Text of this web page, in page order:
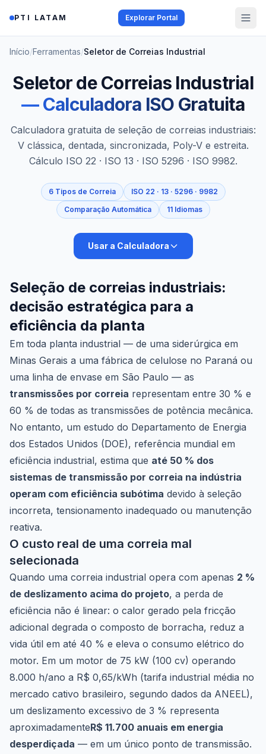
PTI LATAM Explorar Portal
Início/Ferramentas/Seletor de Correias Industrial
Seletor de Correias Industrial
—Calculadora ISO Gratuita
Calculadora gratuita de seleção de correias industriais:
V clássica, dentada, sincronizada, Poly-V e estreita.
Cálculo ISO 22 · ISO 13 · ISO 5296 · ISO 9982.
6 Tipos de Correia
ISO 22 · 13 · 5296 · 9982
Comparação Automática
11 Idiomas
Usar a Calculadora
Seleção de correias industriais:
decisão estratégica para a
eficiência da planta
Em toda planta industrial — de uma siderúrgica em
Minas Gerais a uma fábrica de celulose no Paraná ou
uma linha de envase em São Paulo — as
transmissões por correia representam entre 30 % e
60 % de todas as transmissões de potência mecânica.
No entanto, um estudo do Departamento de Energia
dos Estados Unidos (DOE), referência mundial em
eficiência industrial, estima que até 50 % dos
sistemas de transmissão por correia na indústria
operam com eficiência subótima devido à seleção
incorreta, tensionamento inadequado ou manutenção
reativa.
O custo real de uma correia mal
selecionada
Quando uma correia industrial opera com apenas 2 %
de deslizamento acima do projeto, a perda de
eficiência não é linear: o calor gerado pela fricção
adicional degrada o composto de borracha, reduz a
vida útil em até 40 % e eleva o consumo elétrico do
motor. Em um motor de 75 kW (100 cv) operando
8.000 h/ano a R$ 0,65/kWh (tarifa industrial média no
mercado cativo brasileiro, segundo dados da ANEEL),
um deslizamento excessivo de 3 % representa
aproximadamenteR$ 11.700 anuais em energia
desperdiçada — em um único ponto de transmissão.